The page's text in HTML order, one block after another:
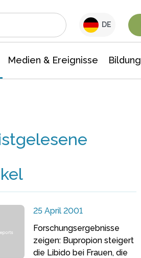
DE
Medien & Ereignisse Bildung
25 April 2001
Forschungsergebnisse
zeigen: Bupropion steigert
die Libido bei Frauen, die